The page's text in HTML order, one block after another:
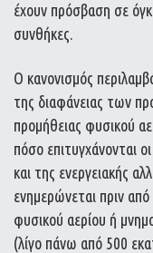
έχουν πρόσβαση σε
συνθήκες.
Ο κανονισμός
της διαφάνειας των
προμήθειας φυσικού
πόσο επιτυγχάνονται
και της ενεργειακής
ενημερώνεται πριν
φυσικού αερίου ή
(λίγο πάνω από 500